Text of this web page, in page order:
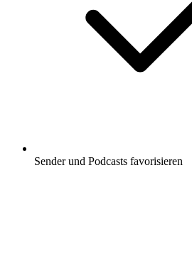
Sender und Podcasts favorisieren